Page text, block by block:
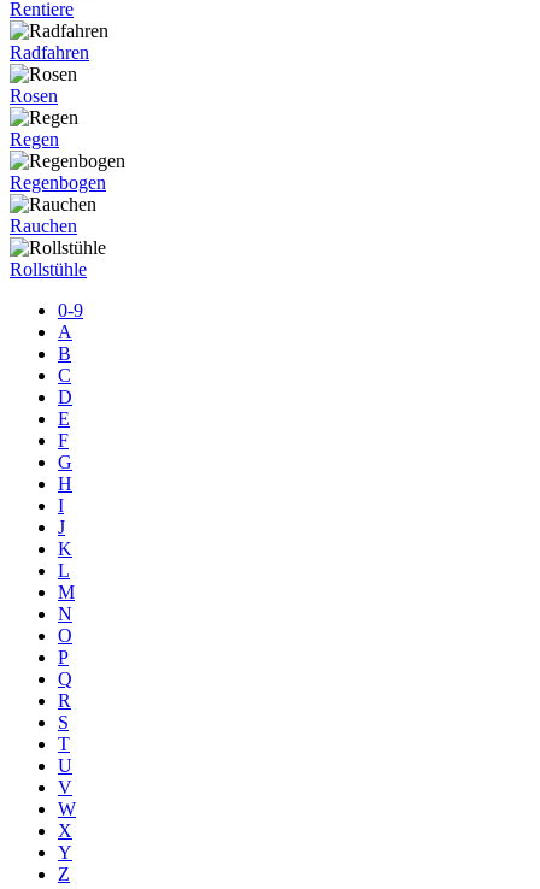
Rentiere
Radfahren
Rosen
Regen
Regenbogen
Rauchen
Rollstühle
0-9
A
B
C
D
E
F
G
H
I
J
K
L
M
N
O
P
Q
R
S
T
U
V
W
X
Y
Z